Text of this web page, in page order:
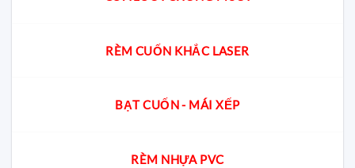
RÈM CUỐN KHẮC LASER
BẠT CUỐN - MÁI XẾP
RÈM NHỰA PVC